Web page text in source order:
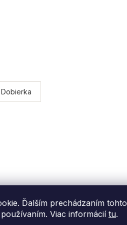
Ďalším prechádzaním tohto
Viac informáciítu.
Dobierka